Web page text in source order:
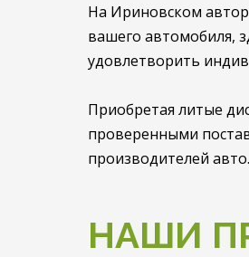
На Ириновском
вашего автомобиля,
удовлетворить
Приобретая литые
проверенными
производителей авто.
НАШИ